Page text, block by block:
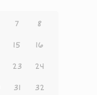
7 8
15 16
23 24
31 32